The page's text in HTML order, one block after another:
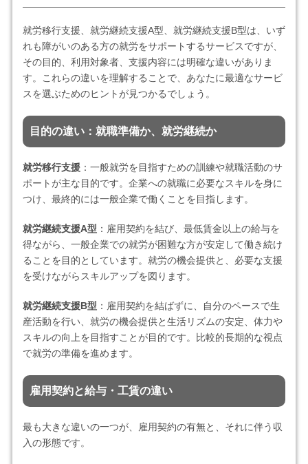
就労移行支援、就労継続支援A型、就労継続支援B型は、いず
れも障がいのある方の就労をサポートするサービスですが、
その目的、利用対象者、支援内容には明確な違いがありま
す。これらの違いを理解することで、あなたに最適なサービ
スを選ぶためのヒントが見つかるでしょう。
目的の違い：就職準備か、就労継続か
就労移行支援：一般就労を目指すための訓練や就職活動のサ
ポートが主な目的です。企業への就職に必要なスキルを身に
つけ、最終的には一般企業で働くことを目指します。
就労継続支援A型 ：雇用契約を結び、最低賃金以上の給与を
得ながら、一般企業での就労が困難な方が安定して働き続け
ることを目的としています。就労の機会提供と、必要な支援
を受けながらスキルアップを図ります。
就労継続支援B型 ：雇用契約を結ばずに、自分のペースで生
産活動を行い、就労の機会提供と生活リズムの安定、体力や
スキルの向上を目指すことが目的です。比較的長期的な視点
で就労の準備を進めます。
雇用契約と給与・工賃の違い
最も大きな違いの一つが、雇用契約の有無と、それに伴う収
入の形態です。